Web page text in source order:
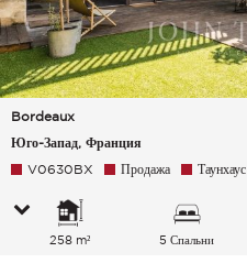
Bordeaux
Юго-Запад, Франция
V0630BX Продажа Таунхаус
258 m² 5 Спальни